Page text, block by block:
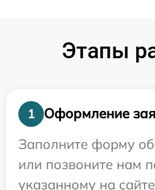
Этапы
1
Оформление
Заполните форму
или позвоните нам
указанному на